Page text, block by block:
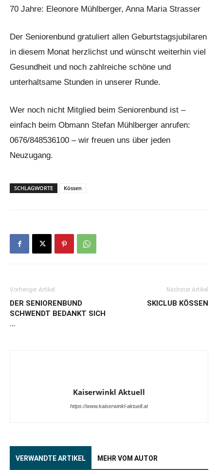
70 Jahre: Eleonore Mühlberger, Anna Maria Strasser
Der Seniorenbund gratuliert allen Geburtstagsjubilaren
in diesem Monat herzlichst und wünscht weiterhin viel
Gesundheit und noch zahlreiche schöne und
unterhaltsame Stunden in unserer Runde.
Wer noch nicht Mitglied beim Seniorenbund ist –
einfach beim Obmann Stefan Mühlberger anrufen:
0676/848536100 – wir freuen uns über jeden
Neuzugang.
SCHLAGWORTE Kössen
Vorheriger Artikel
DER SENIORENBUND
SCHWENDT BEDANKT SICH
…
Nächster Artikel
SKICLUB KÖSSEN
Kaiserwinkl Aktuell
https://www.kaiserwinkl-aktuell.at
VERWANDTE ARTIKEL MEHR VOM AUTOR